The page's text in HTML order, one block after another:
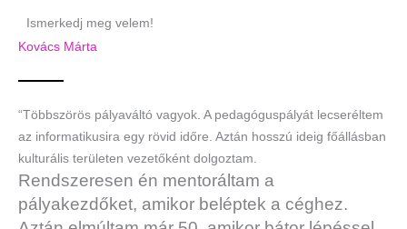
Ismerkedj meg velem!
Kovács Márta
“Többszörös pályaváltó vagyok. A pedagóguspályát lecseréltem
az informatikusira egy rövid időre. Aztán hosszú ideig főállásban
kulturális területen vezetőként dolgoztam.
Rendszeresen én mentoráltam a
pályakezdőket, amikor beléptek a céghez.